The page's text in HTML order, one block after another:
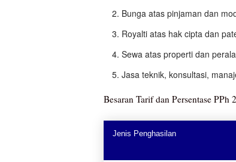
Bunga atas pinjaman dan
Royalti atas hak cipta dan
Sewa atas properti dan
Jasa teknik, konsultasi,
Besaran Tarif dan Persentase
Jenis Penghasilan